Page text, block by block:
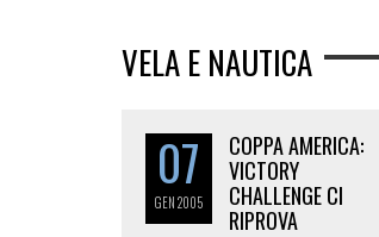
VELA E NAUTICA
07
GEN2005
COPPA AMERICA:
VICTORY
CHALLENGE CI
RIPROVA